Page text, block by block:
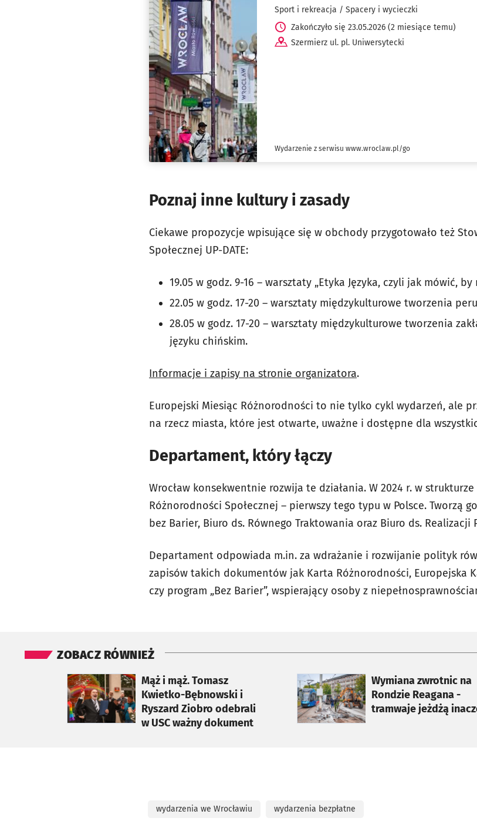
Sport i rekreacja / Spacery i wycieczki
Zakończyło się 23.05.2026 (2 miesiące temu)
Szermierz ul. pl. Uniwersytecki
Wydarzenie z serwisu www.wroclaw.pl/go
Poznaj inne kultury i zasady
Ciekawe propozycje wpisujące się w obchody przygotowało też
Społecznej UP-DATE:
19.05 w godz. 9-16 – warsztaty „Etyka Języka, czyli jak mówić, by
22.05 w godz. 17-20 – warsztaty międzykulturowe tworzenia
28.05 w godz. 17-20 – warsztaty międzykulturowe tworzenia
języku chińskim.
Informacje i zapisy na stronie organizatora.
Europejski Miesiąc Różnorodności to nie tylko cykl wydarzeń, ale
na rzecz miasta, które jest otwarte, uważne i dostępne dla
Departament, który łączy
Wrocław konsekwentnie rozwija te działania. W 2024 r. w
Różnorodności Społecznej – pierwszy tego typu w Polsce. Tworzą
bez Barier, Biuro ds. Równego Traktowania oraz Biuro ds. Realizacji
Departament odpowiada m.in. za wdrażanie i rozwijanie polityk
zapisów takich dokumentów jak Karta Różnorodności, Europejska
czy program „Bez Barier”, wspierający osoby z
ZOBACZ RÓWNIEŻ
Mąż i mąż. Tomasz
Kwietko-Bębnowski i
Ryszard Ziobro odebrali
w USC ważny dokument
otworzy się w nowej karcie
Wymiana zwrotnic na
Rondzie Reagana -
tramwaje jeżdżą
otworzy się w nowej karcie
wydarzenia we Wrocławiu wydarzenia bezpłatne